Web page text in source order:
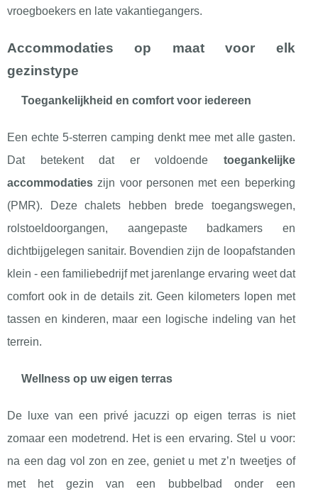
vroegboekers en late vakantiegangers.
Accommodaties op maat voor elk
gezinstype
Toegankelijkheid en comfort voor iedereen
Een echte 5-sterren camping denkt mee met alle gasten.
Dat betekent dat er voldoende toegankelijke
accommodaties zijn voor personen met een beperking
(PMR). Deze chalets hebben brede toegangswegen,
rolstoeldoorgangen, aangepaste badkamers en
dichtbijgelegen sanitair. Bovendien zijn de loopafstanden
klein - een familiebedrijf met jarenlange ervaring weet dat
comfort ook in de details zit. Geen kilometers lopen met
tassen en kinderen, maar een logische indeling van het
terrein.
Wellness op uw eigen terras
De luxe van een privé jacuzzi op eigen terras is niet
zomaar een modetrend. Het is een ervaring. Stel u voor:
na een dag vol zon en zee, geniet u met z’n tweetjes of
met het gezin van een bubbelbad onder een